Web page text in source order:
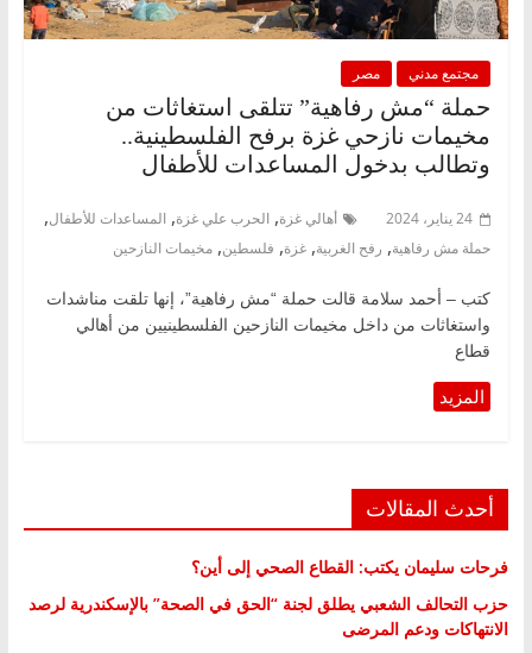
مجتمع مدني مصر
حملة “مش رفاهية” تتلقى استغاثات من
مخيمات نازحي غزة برفح الفلسطينية..
وتطالب بدخول المساعدات للأطفال
24 يناير، 2024 أهالي غزة, الحرب علي غزة, المساعدات للأطفال,
حملة مش رفاهية, رفح الغربية, غزة, فلسطين, مخيمات النازحين
كتب – أحمد سلامة قالت حملة “مش رفاهية”، إنها تلقت مناشدات
واستغاثات من داخل مخيمات النازحين الفلسطينيين من أهالي
قطاع
أحدث المقالات
فرحات سليمان يكتب: القطاع الصحي إلى أين؟
حزب التحالف الشعبي يطلق لجنة “الحق في الصحة” بالإسكندرية لرصد
الانتهاكات ودعم المرضى